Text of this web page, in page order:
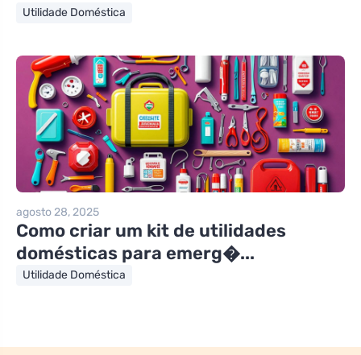
Utilidade Doméstica
agosto 28, 2025
Como criar um kit de utilidades
domésticas para emerg�...
Utilidade Doméstica